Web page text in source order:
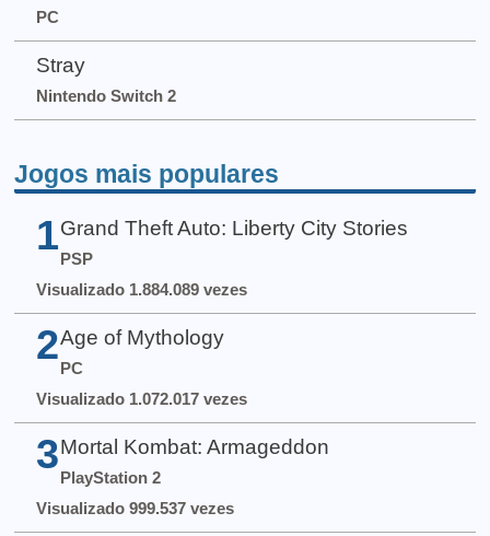
PC
Stray
Nintendo Switch 2
Jogos mais populares
1 Grand Theft Auto: Liberty City Stories
PSP
Visualizado 1.884.089 vezes
2 Age of Mythology
PC
Visualizado 1.072.017 vezes
3 Mortal Kombat: Armageddon
PlayStation 2
Visualizado 999.537 vezes